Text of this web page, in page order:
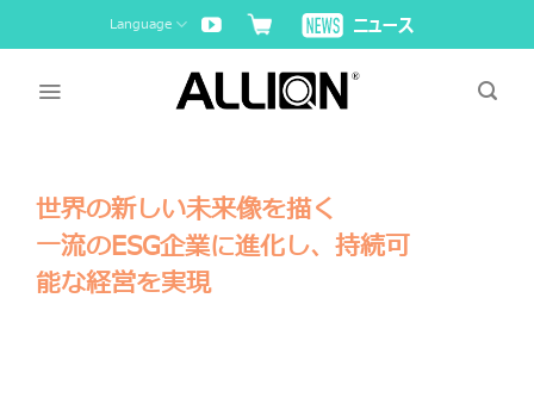
to
Language
世界の新しい未来像を描く
一流のESG企業に進化し、持続可
能な経営を実現